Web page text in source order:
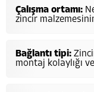
Çalışma ortamı:
zincir
Bağlantı tipi:
montaj kolaylığı